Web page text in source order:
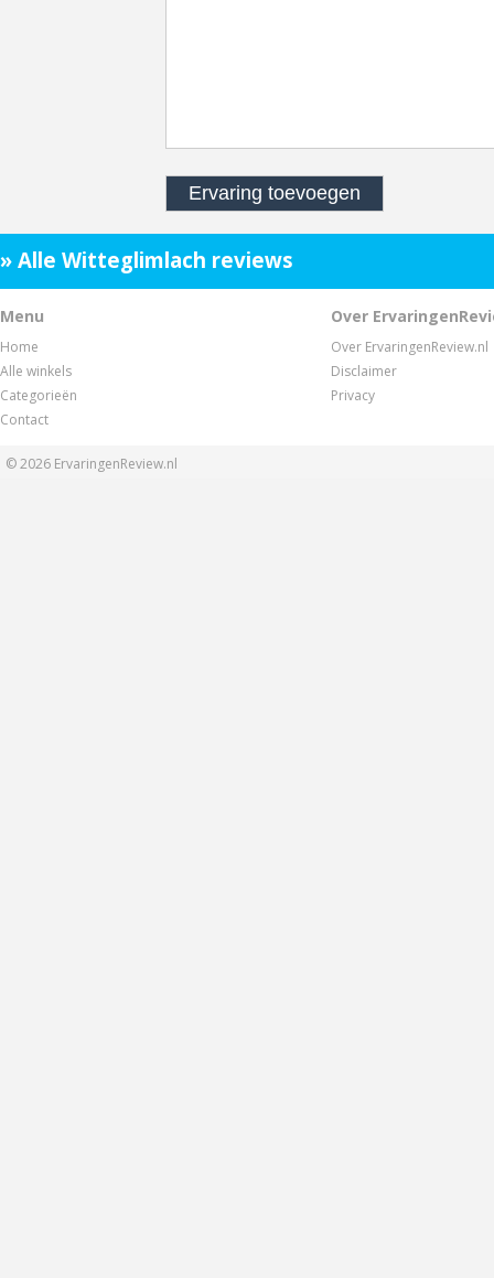
» Alle Witteglimlach reviews
Menu
Home
Alle winkels
Categorieën
Contact
Over
Over ErvaringenReview.nl
Disclaimer
Privacy
© 2026 ErvaringenReview.nl